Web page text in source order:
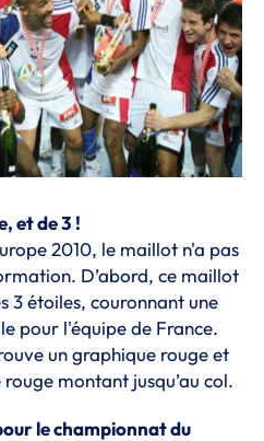
et de 3 !
2010, le maillot n'a pas
D’abord, ce maillot
3 étoiles, couronnant une
pour l'équipe de France.
un graphique rouge et
montant jusqu’au col.
le championnat du